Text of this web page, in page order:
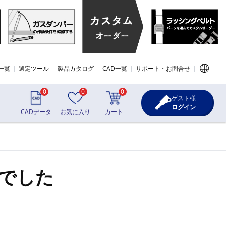
覧 選定ツール 製品カタログ CAD一覧 サポート・お問合せ
0
CADデータ
0
お気に入り
0
カート
ゲスト様
ログイン
した